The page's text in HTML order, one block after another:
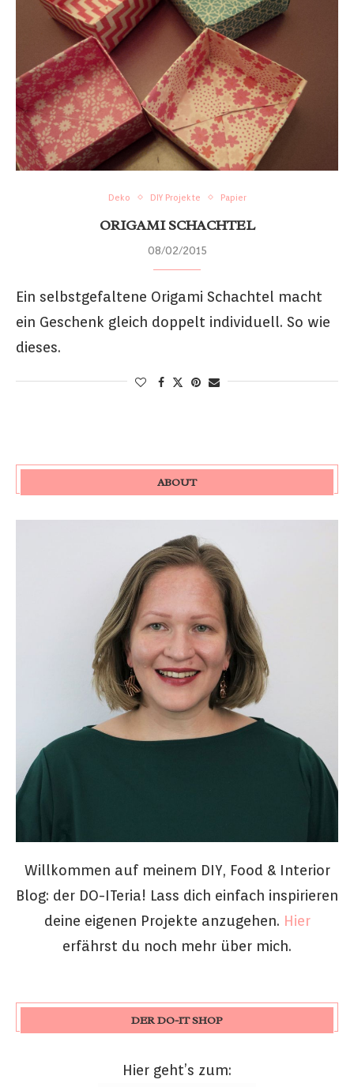
Deko DIY Projekte Papier
ORIGAMI SCHACHTEL
08/02/2015
Ein selbstgefaltene Origami Schachtel macht
ein Geschenk gleich doppelt individuell. So wie
dieses.
ABOUT
Willkommen auf meinem DIY, Food & Interior
Blog: der DO-ITeria! Lass dich einfach inspirieren
deine eigenen Projekte anzugehen. Hier
erfährst du noch mehr über mich.
DER DO-IT SHOP
Hier geht’s zum: